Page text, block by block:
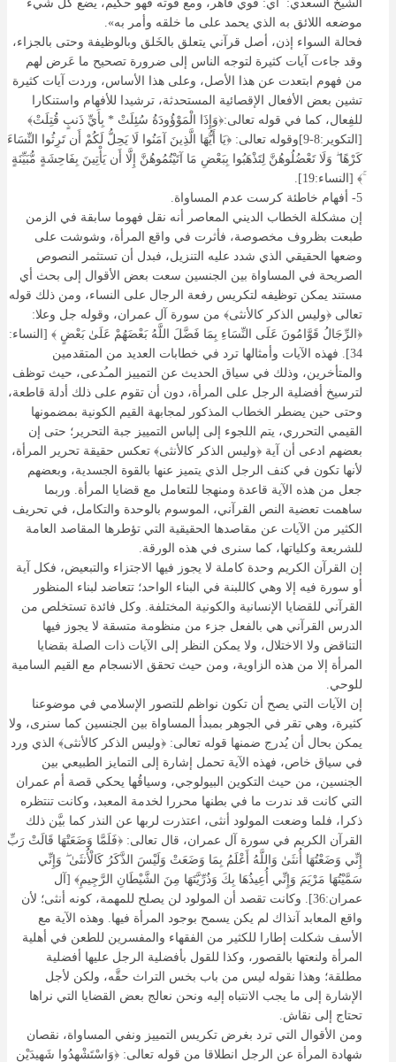
الشيخ السعدي: أي: قوي قاهر، ومع قوته فهو حكيم، يضع كل شيء
موضعه اللائق به الذي يحمد على ما خلقه وأمر به».
فحالة السواء إذن، أصل قرآني يتعلق بالخَلق وبالوظيفة وحتى بالجزاء،
وقد جاءت آيات كثيرة لتوجه الناس إلى ضرورة تصحيح ما عَرض لهم
من فهوم ابتعدت عن هذا الأصل، وعلى هذا الأساس، وردت آيات كثيرة
تشين بعض الأفعال الإقصائية المستحدثة، ترشيدا للأفهام واستنكارا
للفِعال، كما في قوله تعالى:﴿وَإِذَا الْمَوْؤُودَةُ سُئِلَتْ * بِأَيِّ ذَنبٍ قُتِلَتْ﴾
[التكوير:8-9]وقوله تعالى: ﴿يَا أَيُّهَا الَّذِينَ آمَنُوا لَا يَحِلُّ لَكُمْ أَن تَرِثُوا النِّسَاءَ
كَرْهًا ۖ وَلَا تَعْضُلُوهُنَّ لِتَذْهَبُوا بِبَعْضِ مَا آتَيْتُمُوهُنَّ إِلَّا أَن يَأْتِينَ بِفَاحِشَةٍ مُّبَيِّنَةٍ
ۚ﴾ [النساء:19].
5- أفهام خاطئة كرست عدم المساواة.
إن مشكلة الخطاب الديني المعاصر أنه نقل فهوما سابقة في الزمن
طبعت بظروف مخصوصة، فأثرت في واقع المرأة، وشوشت على
وضعها الحقيقي الذي شدد عليه التنزيل، فبدل أن تستثمر النصوص
الصريحة في المساواة بين الجنسين سعت بعض الأقوال إلى بحث أي
مستند يمكن توظيفه لتكريس رفعة الرجال على النساء، ومن ذلك قوله
تعالى ﴿وليس الذكر كالأنثى﴾ من سورة آل عمران، وقوله جل وعلا:
﴿الرِّجَالُ قَوَّامُونَ عَلَى النِّسَاءِ بِمَا فَضَّلَ اللَّهُ بَعْضَهُمْ عَلَىٰ بَعْضٍ ﴾ [النساء:
34]. فهذه الآيات وأمثالها ترد في خطابات العديد من المتقدمين
والمتأخرين، وذلك في سياق الحديث عن التمييز المـُدعى، حيث توظف
لترسيخ أفضلية الرجل على المرأة، دون أن تقوم على ذلك أدلة قاطعة،
وحتى حين يضطر الخطاب المذكور لمجابهة القيم الكونية بمضمونها
القيمي التحرري، يتم اللجوء إلى إلباس التمييز جبة التحرير؛ حتى إن
بعضهم ادعى أن آية ﴿وليس الذكر كالأنثى﴾ تعكس حقيقة تحرير المرأة،
لأنها تكون في كنف الرجل الذي يتميز عنها بالقوة الجسدية، وبعضهم
جعل من هذه الآية قاعدة ومنهجا للتعامل مع قضايا المرأة. وربما
ساهمت تعضية النص القرآني، الموسوم بالوحدة والتكامل، في تحريف
الكثير من الآيات عن مقاصدها الحقيقية التي تؤطرها المقاصد العامة
للشريعة وكلياتها، كما سنرى في هذه الورقة.
إن القرآن الكريم وحدة كاملة لا يجوز فيها الاجتزاء والتبعيض، فكل آية
أو سورة فيه إلا وهي كاللبنة في البناء الواحد؛ تتعاضد لبناء المنظور
القرآني للقضايا الإنسانية والكونية المختلفة. وكل فائدة تستخلص من
الدرس القرآني هي بالفعل جزء من منظومة متسقة لا يجوز فيها
التناقض ولا الاختلال، ولا يمكن النظر إلى الآيات ذات الصلة بقضايا
المرأة إلا من هذه الزاوية، ومن حيث تحقق الانسجام مع القيم السامية
للوحي.
إن الآيات التي يصح أن تكون نواظم للتصور الإسلامي في موضوعنا
كثيرة، وهي تقر في الجوهر بمبدأ المساواة بين الجنسين كما سنرى، ولا
يمكن بحال أن يُدرج ضمنها قوله تعالى: ﴿وليس الذكر كالأنثى﴾ الذي ورد
في سياق خاص، فهذه الآية تحمل إشارة إلى التمايز الطبيعي بين
الجنسين، من حيث التكوين البيولوجي، وسياقُها يحكي قصة أم عمران
التي كانت قد ندرت ما في بطنها محررا لخدمة المعبد، وكانت تنتظره
ذكرا، فلما وضعت المولود أنثى، اعتذرت لربها عن النذر كما بيَّن ذلك
القرآن الكريم في سورة آل عمران، قال تعالى: ﴿فَلَمَّا وَضَعَتْهَا قَالَتْ رَبِّ
إِنِّي وَضَعْتُهَا أُنثَىٰ وَاللَّهُ أَعْلَمُ بِمَا وَضَعَتْ وَلَيْسَ الذَّكَرُ كَالْأُنثَىٰ ۖ وَإِنِّي
سَمَّيْتُهَا مَرْيَمَ وَإِنِّي أُعِيذُهَا بِكَ وَذُرِّيَّتَهَا مِنَ الشَّيْطَانِ الرَّجِيمِ﴾ [آل
عمران:36]. وكانت تقصد أن المولود لن يصلح للمهمة، كونه أنثى؛ لأن
واقع المعابد آنذاك لم يكن يسمح بوجود المرأة فيها. وهذه الآية مع
الأسف شكلت إطارا للكثير من الفقهاء والمفسرين للطعن في أهلية
المرأة ولنعتها بالقصور، وكذا للقول بأفضلية الرجل عليها أفضلية
مطلقة؛ وهذا نقوله ليس من باب بخس التراث حقَّه، ولكن لأجل
الإشارة إلى ما يجب الانتباه إليه ونحن نعالج بعض القضايا التي نراها
تحتاج إلى نقاش.
ومن الأقوال التي ترد بغرض تكريس التمييز ونفي المساواة، نقصان
شهادة المرأة عن الرجل انطلاقا من قوله تعالى: ﴿وَاسْتَشْهِدُوا شَهِيدَيْنِ